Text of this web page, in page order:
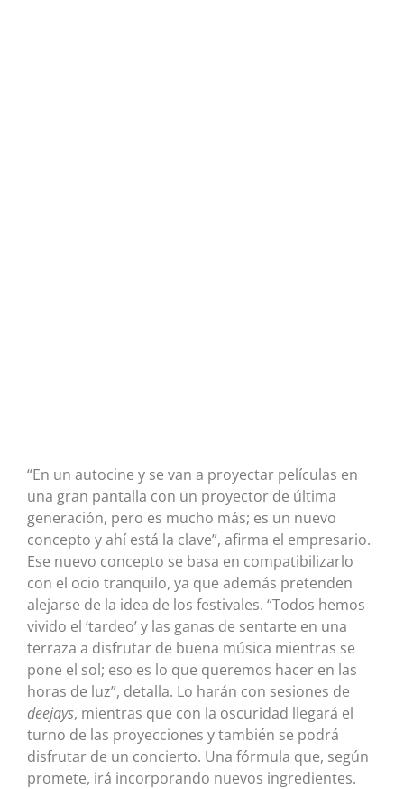
“En un autocine y se van a proyectar películas en
una gran pantalla con un proyector de última
generación, pero es mucho más; es un nuevo
concepto y ahí está la clave”, afirma el empresario.
Ese nuevo concepto se basa en compatibilizarlo
con el ocio tranquilo, ya que además pretenden
alejarse de la idea de los festivales. “Todos hemos
vivido el ‘tardeo’ y las ganas de sentarte en una
terraza a disfrutar de buena música mientras se
pone el sol; eso es lo que queremos hacer en las
horas de luz”, detalla. Lo harán con sesiones de
deejays, mientras que con la oscuridad llegará el
turno de las proyecciones y también se podrá
disfrutar de un concierto. Una fórmula que, según
promete, irá incorporando nuevos ingredientes.